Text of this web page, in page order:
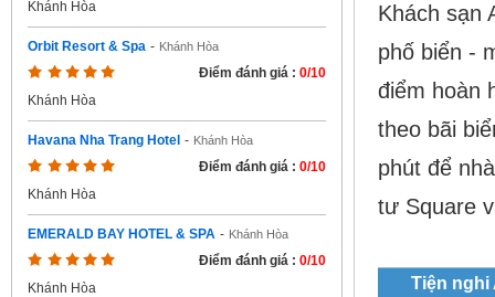
Khánh Hòa
Orbit Resort & Spa - Khánh Hòa
Điểm đánh giá : 0/10
Khánh Hòa
Havana Nha Trang Hotel - Khánh Hòa
Điểm đánh giá : 0/10
Khánh Hòa
EMERALD BAY HOTEL & SPA - Khánh Hòa
Điểm đánh giá : 0/10
Khánh Hòa
Khách sạn
phố biển -
điểm hoàn
theo bãi
phút để
tư Square
Tiện nghi